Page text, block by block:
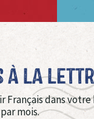
à La
Français dans
mois.